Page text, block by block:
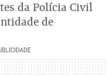
da Polícia Civil
de